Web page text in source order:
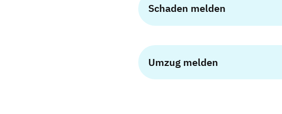
Schaden melden
Umzug melden